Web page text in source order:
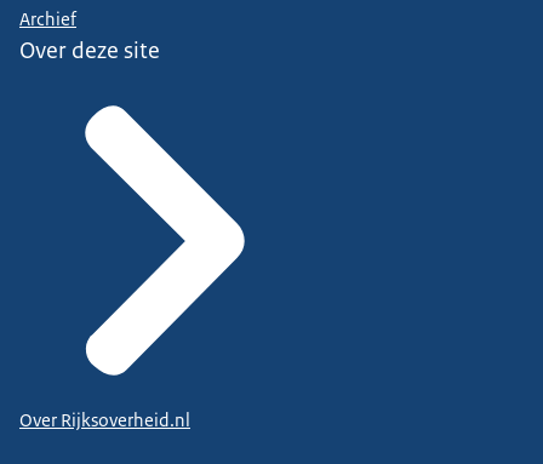
Archief
Over deze site
Over Rijksoverheid.nl